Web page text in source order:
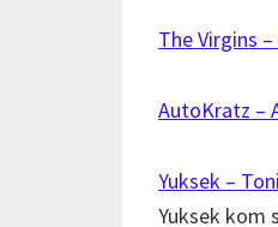
The Virgins –
AutoKratz –
Yuksek –
Yuksek kom